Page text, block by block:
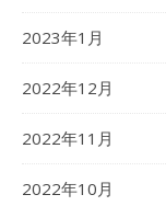
2023年1月
2022年12月
2022年11月
2022年10月